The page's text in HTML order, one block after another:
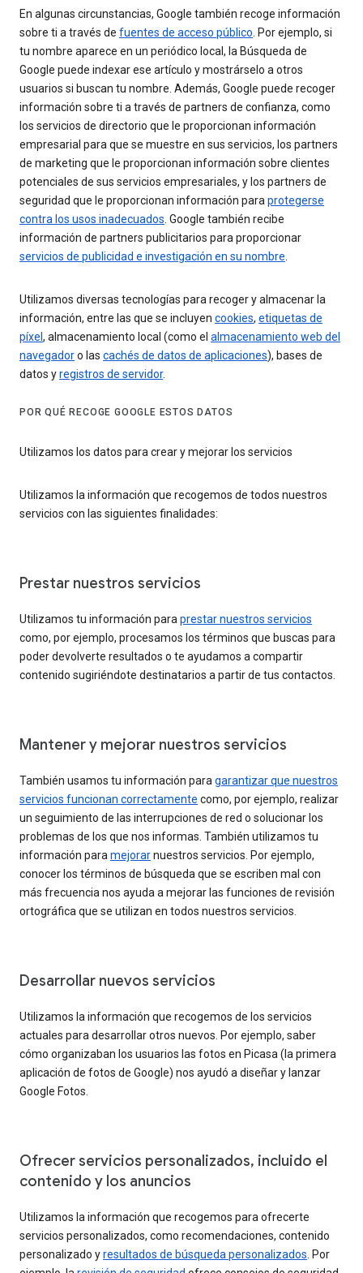
En algunas circunstancias, Google también recoge información
sobre ti a través de fuentes de acceso público. Por ejemplo, si
tu nombre aparece en un periódico local, la Búsqueda de
Google puede indexar ese artículo y mostrárselo a otros
usuarios si buscan tu nombre. Además, Google puede recoger
información sobre ti a través de partners de confianza, como
los servicios de directorio que le proporcionan información
empresarial para que se muestre en sus servicios, los partners
de marketing que le proporcionan información sobre clientes
potenciales de sus servicios empresariales, y los partners de
seguridad que le proporcionan información paraprotegerse
contra los usos inadecuados. Google también recibe
información de partners publicitarios para proporcionar
servicios de publicidad e investigación en su nombre.
Utilizamos diversas tecnologías para recoger y almacenar la
información, entre las que se incluyen cookies, etiquetas de
píxel , almacenamiento local (como el almacenamiento web del
navegadoro las cachés de datos de aplicaciones), bases de
datos yregistros de servidor.
POR QUÉ RECOGE GOOGLE ESTOS DATOS
Utilizamos los datos para crear y mejorar los servicios
Utilizamos la información que recogemos de todos nuestros
servicios con las siguientes finalidades:
Prestar nuestros servicios
Utilizamos tu información para prestar nuestros servicios
como, por ejemplo, procesamos los términos que buscas para
poder devolverte resultados o te ayudamos a compartir
contenido sugiriéndote destinatarios a partir de tus contactos.
Mantener y mejorar nuestros servicios
También usamos tu información para garantizar que nuestros
servicios funcionan correctamente como, por ejemplo, realizar
un seguimiento de las interrupciones de red o solucionar los
problemas de los que nos informas. También utilizamos tu
información para mejorarnuestros servicios. Por ejemplo,
conocer los términos de búsqueda que se escriben mal con
más frecuencia nos ayuda a mejorar las funciones de revisión
ortográfica que se utilizan en todos nuestros servicios.
Desarrollar nuevos servicios
Utilizamos la información que recogemos de los servicios
actuales para desarrollar otros nuevos. Por ejemplo, saber
cómo organizaban los usuarios las fotos en Picasa (la primera
aplicación de fotos de Google) nos ayudó a diseñar y lanzar
Google Fotos.
Ofrecer servicios personalizados, incluido el
contenido y los anuncios
Utilizamos la información que recogemos para ofrecerte
servicios personalizados, como recomendaciones, contenido
personalizado yresultados de búsqueda personalizados . Por